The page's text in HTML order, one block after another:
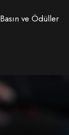
Basın ve Ödüller